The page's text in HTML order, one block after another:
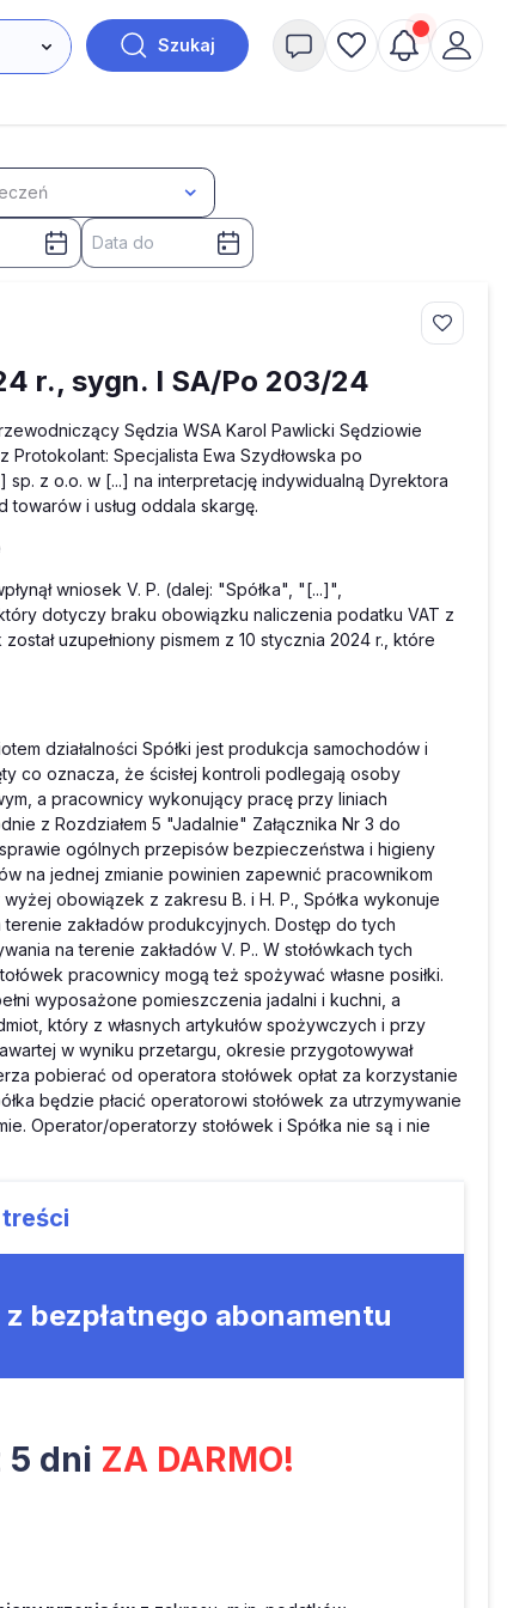
Szukaj
r., sygn. I SA/Po 203/24
Sędzia WSA Karol Pawlicki Sędziowie
Specjalista Ewa Szydłowska po
z o.o. w [...] na interpretację indywidualną Dyrektora
i usług oddala skargę.
wniosek V. P. (dalej: "Spółka", "[...]",
dotyczy braku obowiązku naliczenia podatku VAT z
uzupełniony pismem z 10 stycznia 2024 r., które
działalności Spółki jest produkcja samochodów i
co oznacza, że ścisłej kontroli podlegają osoby
a pracownicy wykonujący pracę przy liniach
z Rozdziałem 5 "Jadalnie" Załącznika Nr 3 do
ogólnych przepisów bezpieczeństwa i higieny
na jednej zmianie powinien zapewnić pracownikom
obowiązek z zakresu B. i H. P., Spółka wykonuje
zakładów produkcyjnych. Dostęp do tych
na terenie zakładów V. P.. W stołówkach tych
pracownicy mogą też spożywać własne posiłki.
wyposażone pomieszczenia jadalni i kuchni, a
który z własnych artykułów spożywczych i przy
w wyniku przetargu, okresie przygotowywał
pobierać od operatora stołówek opłat za korzystanie
będzie płacić operatorowi stołówek za utrzymywanie
Operator/operatorzy stołówek i Spółka nie są i nie
treści
bezpłatnego abonamentu
5 dni ZA DARMO!